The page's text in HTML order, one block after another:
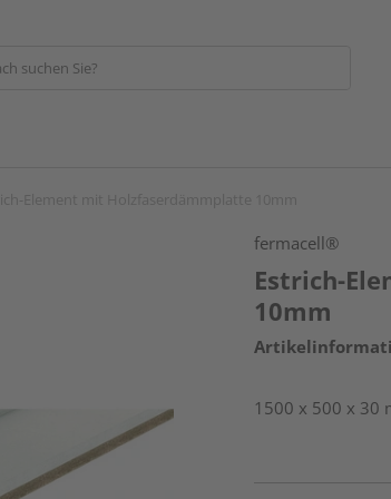
fermacell®
Estrich-
10mm
1500 x 500 x 30